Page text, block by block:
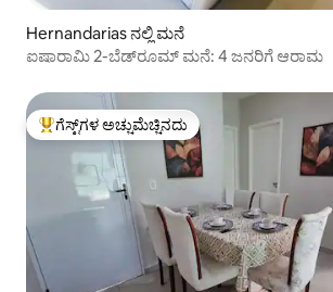
Hernandarias ನಲ್ಲಿ ಮನೆ
ಐಷಾರಾಮಿ 2-ಬೆಡ್‌ರೂಮ್ ಮನೆ: 4 ಜನರಿಗೆ ಆರಾಮ
ಗೆಸ್ಟ್‌ಗಳಿಗೆ ಅತಿ ಹೆಚ್ಚು ಅಚ್ಚುಮೆಚ್ಚಿನದು
ಗೆಸ್ಟ್‌ಗಳ ಅಚ್ಚುಮೆಚ್ಚಿನದು